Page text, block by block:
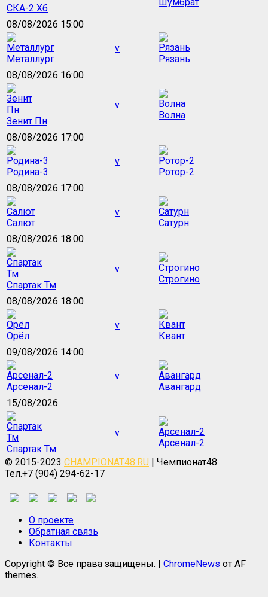
СКА-2 Хб
08/08/2026 15:00
Металлург
v
Рязань
08/08/2026 16:00
Зенит Пн
v
Волна
08/08/2026 17:00
Родина-3
v
Ротор-2
08/08/2026 17:00
Салют
v
Сатурн
08/08/2026 18:00
Спартак Тм
v
Строгино
08/08/2026 18:00
Орёл
v
Квант
09/08/2026 14:00
Арсенал-2
v
Авангард
15/08/2026
Спартак Тм
v
Арсенал-2
© 2015-2023 CHAMPIONAT48.RU | Чемпионат48
Тел.+7 (904) 294-62-17
О проекте
Обратная связь
Контакты
Copyright © Все права защищены. | ChromeNews от AF
themes.